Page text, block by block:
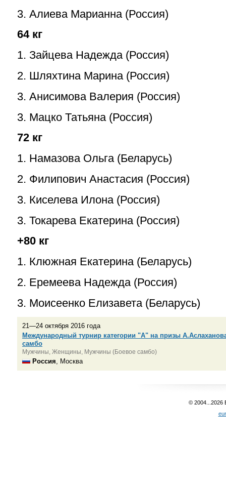
3. Алиева Марианна (Россия)
64 кг
1. Зайцева Надежда (Россия)
2. Шляхтина Марина (Россия)
3. Анисимова Валерия (Россия)
3. Мацко Татьяна (Россия)
72 кг
1. Намазова Ольга (Беларусь)
2. Филипович Анастасия (Россия)
3. Киселева Илона (Россия)
3. Токарева Екатерина (Россия)
+80 кг
1. Клюжная Екатерина (Беларусь)
2. Еремеева Надежда (Россия)
3. Моисеенко Елизавета (Беларусь)
21—24 октября 2016 года
Международный турнир категории "А" на призы
самбо
Мужчины, Женщины, Мужчины (Боевое самбо)
Россия , Москва
© 2004...2026